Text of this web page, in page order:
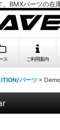
。BMXパーツの
ス ご利用案内
パーツ >